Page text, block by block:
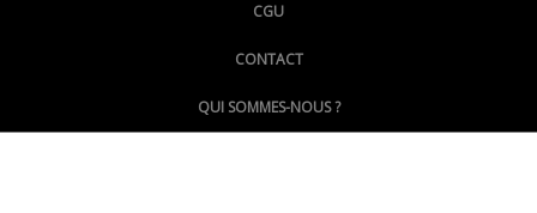
@LePoingMontpellier
CGU
CONTACT
QUI SOMMES-NOUS ?